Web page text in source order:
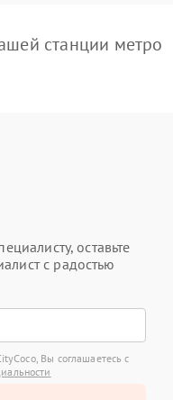
станции метро
оставьте
с радостью
Вы соглашаетесь с